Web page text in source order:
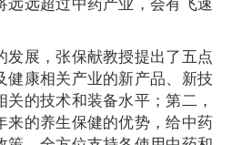
发展，张保献教授提出了五点
健康相关产业的新产品、新技
的技术和装备水平；第二，
来的养生保健的优势，给中药